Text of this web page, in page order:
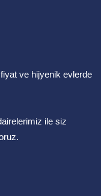
fiyat ve hijyenik evlerde
ile siz